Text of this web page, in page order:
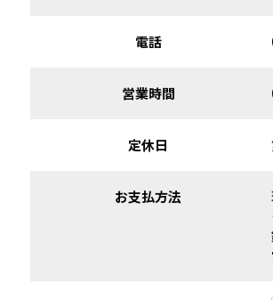
電話
営業時間
定休日
お支払方法